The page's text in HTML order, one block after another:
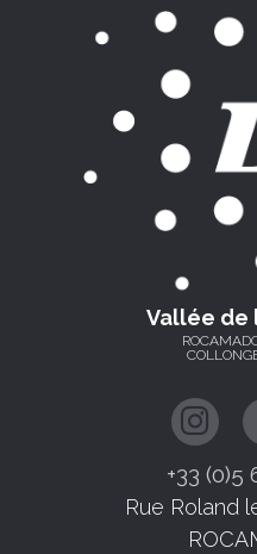
Vallée de
+33 (0)5
Rue Roland